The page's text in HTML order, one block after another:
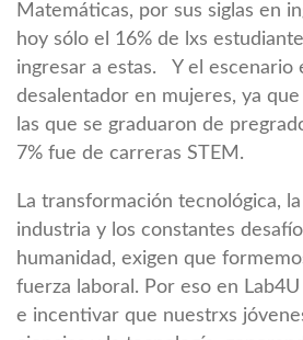
Matemáticas, por sus siglas en
hoy sólo el 16% de lxs
ingresar a estas. Y el escenario
desalentador en mujeres, ya
las que se graduaron de
7% fue de carreras STEM.
La transformación tecnológica,
industria y los constantes
humanidad, exigen que
fuerza laboral. Por eso en
e incentivar que nuestrxs